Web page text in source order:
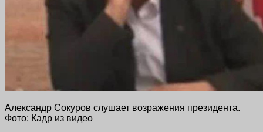
Александр Сокуров слушает возражения президента.
Фото: Кадр из видео